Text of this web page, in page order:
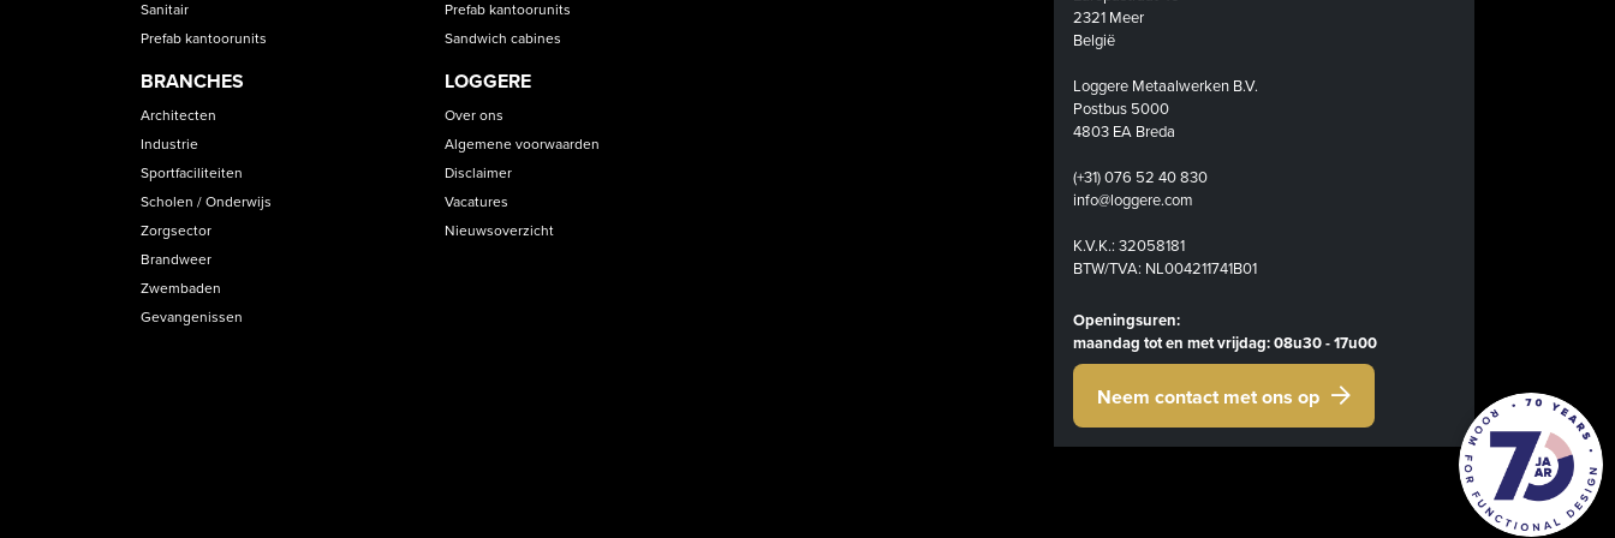
Sanitair
Prefab kantoorunits
BRANCHES
Architecten
Industrie
Sportfaciliteiten
Scholen / Onderwijs
Zorgsector
Brandweer
Zwembaden
Gevangenissen
Prefab kantoorunits
Sandwich cabines
LOGGERE
Over ons
Algemene voorwaarden
Disclaimer
Vacatures
Nieuwsoverzicht
2321 Meer
België
Loggere Metaalwerken B.V.
Postbus 5000
4803 EA Breda
(+31) 076 52 40 830
info@loggere.com
K.V.K.: 32058181
BTW/TVA: NL004211741B01
Openingsuren:
maandag tot en met vrijdag: 08u30 - 17u00
Neem contact met ons op